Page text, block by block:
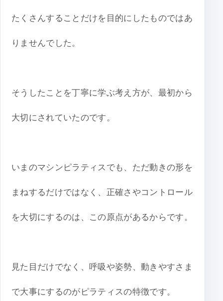
たくさんすることだけを目的にしたものではあ
りませんでした。
そうしたことを丁寧に学ぶ考え方が、最初から
大切にされていたのです。
いまのマシンピラティスでも、ただ動きの形を
まねするだけではなく、正確さやコントロール
を大切にするのは、この原点があるからです。
見た目だけでなく、呼吸や姿勢、動きやすさま
で大事にするのがピラティスの特徴です。